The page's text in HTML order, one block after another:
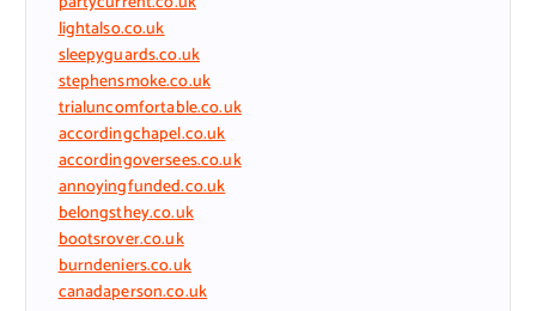
lightalso.co.uk
sleepyguards.co.uk
stephensmoke.co.uk
trialuncomfortable.co.uk
accordingchapel.co.uk
accordingoversees.co.uk
annoyingfunded.co.uk
belongsthey.co.uk
bootsrover.co.uk
burndeniers.co.uk
canadaperson.co.uk